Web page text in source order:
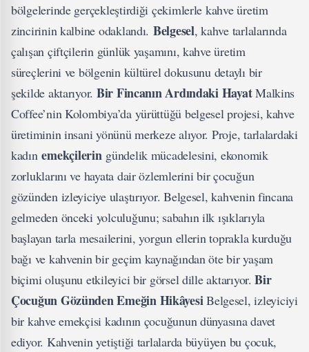
bölgelerinde gerçekleştirdiği çekimlerle kahve üretim
zincirinin kalbine odaklandı. Belgesel, kahve tarlalarında
çalışan çiftçilerin günlük yaşamını, kahve üretim
süreçlerini ve bölgenin kültürel dokusunu detaylı bir
şekilde aktarıyor. Bir Fincanın Ardındaki HayatMalkins
Coffee’nin Kolombiya’da yürüttüğü belgesel projesi, kahve
üretiminin insani yönünü merkeze alıyor. Proje, tarlalardaki
kadınemekçileringündelik mücadelesini, ekonomik
zorluklarını ve hayata dair özlemlerini bir çocuğun
gözünden izleyiciye ulaştırıyor. Belgesel, kahvenin fincana
gelmeden önceki yolculuğunu; sabahın ilk ışıklarıyla
başlayan tarla mesailerini, yorgun ellerin toprakla kurduğu
bağı ve kahvenin bir geçim kaynağından öte bir yaşam
biçimi oluşunu etkileyici bir görsel dille aktarıyor.Bir
Çocuğun Gözünden Emeğin HikâyesiBelgesel, izleyiciyi
bir kahve emekçisi kadının çocuğunun dünyasına davet
ediyor. Kahvenin yetiştiği tarlalarda büyüyen bu çocuk,